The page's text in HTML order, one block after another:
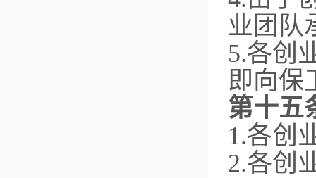
业团队
5.各创
即向保
第十五
1.各创
2.各创